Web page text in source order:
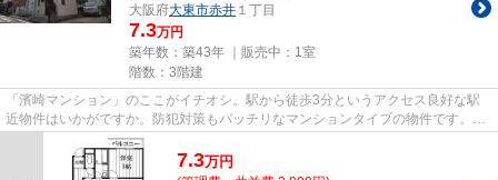
大阪府大東市赤井 １丁目
7.3万円
築年数：築43年 ｜販売中： 1室
階数：3階建
「濱崎マンション」のここがイチオシ。駅から徒歩3分というアクセス良好な駅
近物件はいかがですか。防犯対策もバッチリなマンションタイプの物件です。当
社は大東市エリアに特化し、多...
7.3万円